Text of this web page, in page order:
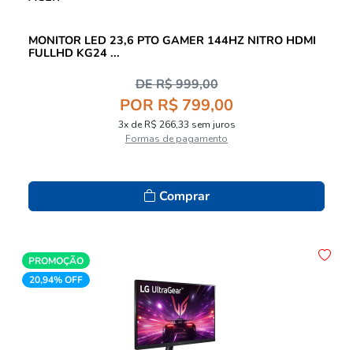
MONITOR LED 23,6 PTO GAMER 144HZ NITRO HDMI
FULLHD KG24 ...
DE R$ 999,00
POR R$ 799,00
3x de R$ 266,33 sem juros
Formas de pagamento
Comprar
PROMOÇÃO
20,94% OFF